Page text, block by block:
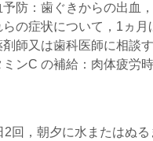
防：歯ぐきからの出血
らの症状について，1ヵ
師又は歯科医師に相談す
ンC の補給：肉体疲労
回，朝夕に水またはぬる